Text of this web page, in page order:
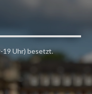
19 Uhr) besetzt.